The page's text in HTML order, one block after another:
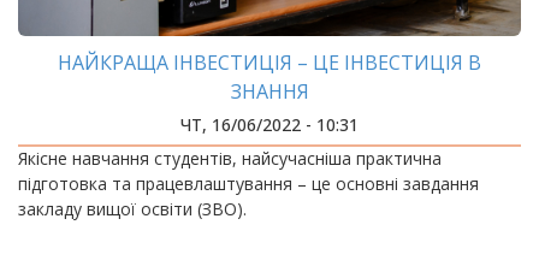
НАЙКРАЩА ІНВЕСТИЦІЯ – ЦЕ ІНВЕСТИЦІЯ В
ЗНАННЯ
ЧТ, 16/06/2022 - 10:31
Якісне навчання студентів, найсучасніша практична
підготовка та працевлаштування – це основні завдання
закладу вищої освіти (ЗВО).